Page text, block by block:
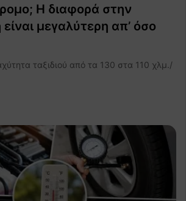
Η διαφορά στην
μεγαλύτερη απ’ όσο
ταξιδιού από τα 130 στα 110 χλμ./